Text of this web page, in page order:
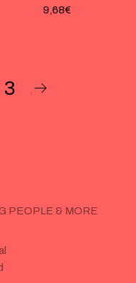
9,68€
3
PEOPLE & MORE